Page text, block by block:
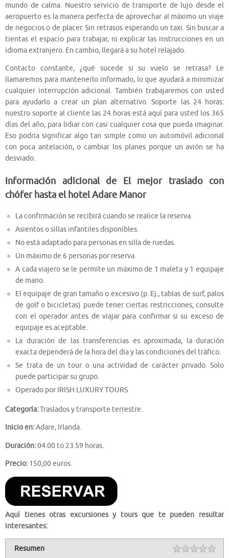
mundo de calma. Nuestro servicio de transporte de lujo desde el
aeropuerto es la manera perfecta de aprovechar al máximo un viaje
de negocios o de placer. Sin retrasos esperando un taxi. Sin buscar a
tientas el espacio para trabajar, ni explicar las instrucciones en un
idioma extranjero. En cambio, llegará a su hotel relajado.
Contacto constante, ¿qué sucede si su vuelo se retrasa? Le
llamaremos para mantenerlo informado, lo que ayudará a minimizar
cualquier interrupción adicional. También trabajaremos con usted
para ayudarlo a crear un plan alternativo. Soporte las 24 horas:
nuestro soporte al cliente las 24 horas está aquí para usted los 365
días del año, para lidiar con casi cualquier cosa que pueda imaginar.
Eso podría significar algo tan simple como un automóvil adicional
con poca antelación, o cambiar los planes porque un avión se ha
desviado.
Información adicional de El mejor traslado con
chófer hasta el hotel Adare Manor
La confirmación se recibirá cuando se realice la reserva.
Asientos o sillas infantiles disponibles.
No está adaptado para personas en silla de ruedas.
Un máximo de 6 personas por reserva.
A cada viajero se le permite un máximo de 1 maleta y 1 equipaje
de mano.
El equipaje de gran tamaño o excesivo (p. Ej., tablas de surf, palos
de golf o bicicletas) puede tener ciertas restricciones; consulte
con el operador antes de viajar para confirmar si su exceso de
equipaje es aceptable.
La duración de las transferencias es aproximada, la duración
exacta dependerá de la hora del día y las condiciones del tráfico.
Se trata de un tour o una actividad de carácter privado. Solo
puede participar su grupo.
Operado por IRISH LUXURY TOURS
Categoría:Traslados y transporte terrestre.
Inicio en:Adare, Irlanda.
Duración:04.00 to 23.59 horas.
Precio: 150,00 euros.
Aquí tienes otras excursiones y tours que te pueden resultar
interesantes:
Resumen